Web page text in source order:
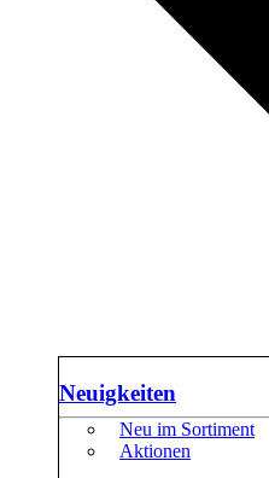
Neuigkeiten
Neu im Sortiment
Aktionen